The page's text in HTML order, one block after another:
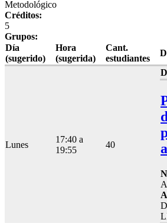
Metodológico
Créditos:
5
Grupos:
Día
(sugerido)
Hora
(sugerida)
Cant.
estudiantes
Lunes
17:40 a
19:55
40